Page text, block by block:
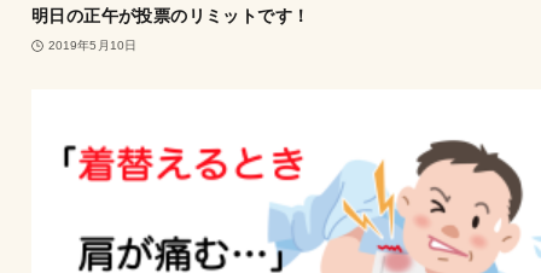
明日の正午が投票のリミットです！
2019年5月10日